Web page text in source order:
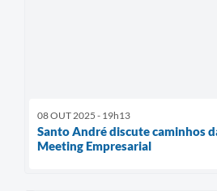
08 OUT 2025 - 19h13
Santo André discute caminhos
Meeting Empresarial